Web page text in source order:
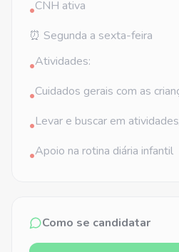
•CNH ativa
⏰ Segunda a sexta-feira
•Atividades:
•Cuidados gerais com as
•Levar e buscar em
•Apoio na rotina diária infantil
Como se candidatar